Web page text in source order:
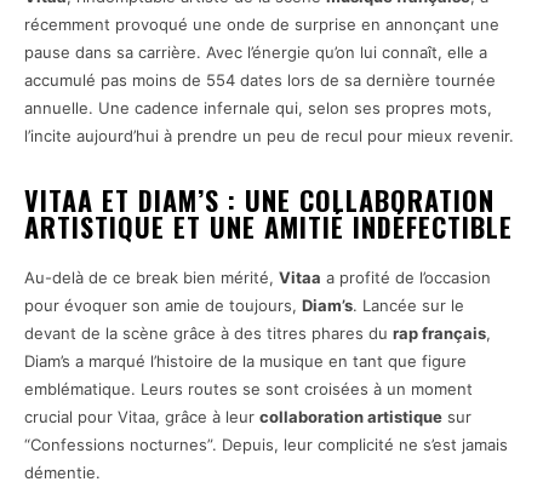
récemment provoqué une onde de surprise en annonçant une
pause dans sa carrière. Avec l’énergie qu’on lui connaît, elle a
accumulé pas moins de 554 dates lors de sa dernière tournée
annuelle. Une cadence infernale qui, selon ses propres mots,
l’incite aujourd’hui à prendre un peu de recul pour mieux revenir.
VITAA ET DIAM’S : UNE COLLABORATION
ARTISTIQUE ET UNE AMITIÉ INDÉFECTIBLE
Au-delà de ce break bien mérité, Vitaa a profité de l’occasion
pour évoquer son amie de toujours, Diam’s. Lancée sur le
devant de la scène grâce à des titres phares du rap français,
Diam’s a marqué l’histoire de la musique en tant que figure
emblématique. Leurs routes se sont croisées à un moment
crucial pour Vitaa, grâce à leur collaboration artistique sur
“Confessions nocturnes”. Depuis, leur complicité ne s’est jamais
démentie.